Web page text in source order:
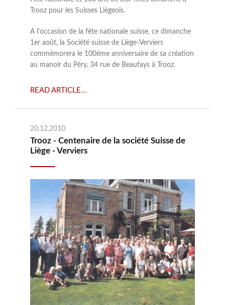
Trooz pour les Suisses Liègeois.
A l'occasion de la fête nationale suisse, ce dimanche
1er août, la Société suisse de Liège-Verviers
commémorera le 100éme anniversaire de sa création
au manoir du Péry, 34 rue de Beaufays à Trooz.
READ ARTICLE...
20.12.2010
Trooz - Centenaire de la société Suisse de
Liège - Verviers